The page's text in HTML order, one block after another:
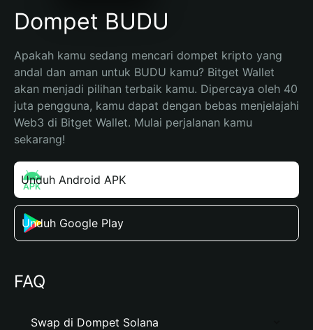
Dompet BUDU
Apakah kamu sedang mencari dompet kripto yang
andal dan aman untuk BUDU kamu? Bitget Wallet
akan menjadi pilihan terbaik kamu. Dipercaya oleh 40
juta pengguna, kamu dapat dengan bebas menjelajahi
Web3 di Bitget Wallet. Mulai perjalanan kamu
sekarang!
Unduh Android APK
Unduh Google Play
FAQ
Swap di Dompet Solana